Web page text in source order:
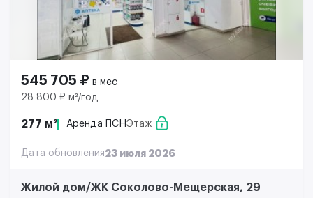
545 705 ₽ в мес
28 800 ₽ м²/год
277 м² Аренда ПСНЭтаж
Дата обновления23 июля 2026
Жилой дом/ЖК Соколово-Мещерская, 29